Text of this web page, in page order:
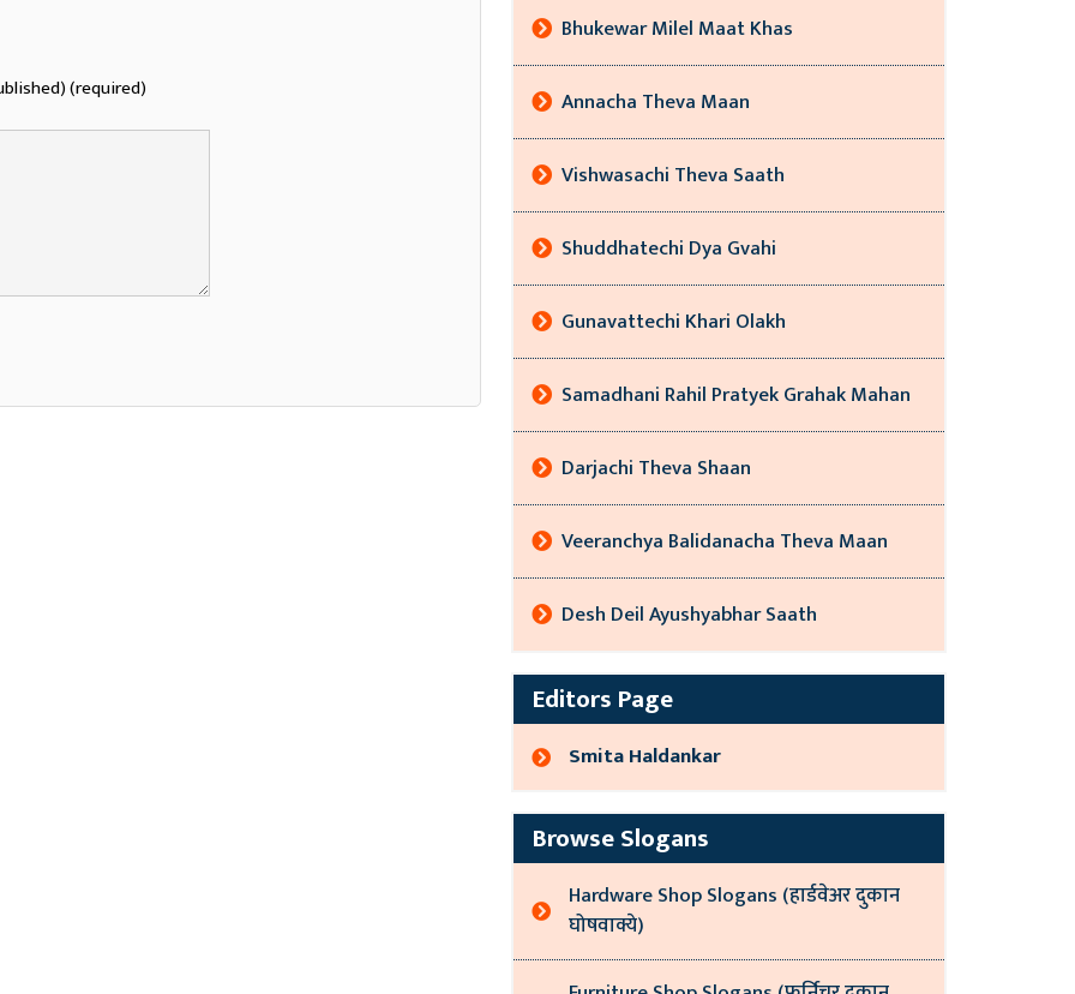
(required)
Bhukewar Milel Maat Khas
Annacha Theva Maan
Vishwasachi Theva Saath
Shuddhatechi Dya Gvahi
Gunavattechi Khari Olakh
Samadhani Rahil Pratyek Grahak Mahan
Darjachi Theva Shaan
Veeranchya Balidanacha Theva Maan
Desh Deil Ayushyabhar Saath
Editors Page
Smita Haldankar
Browse Slogans
Hardware Shop Slogans (हार्डवेअर दुकान
घोषवाक्ये)